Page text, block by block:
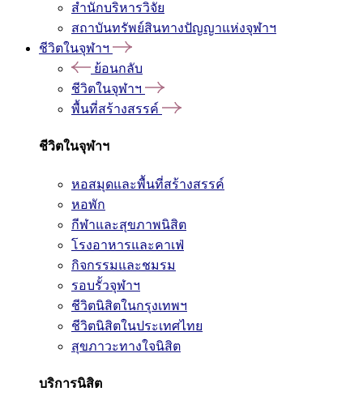
สำนักบริหารวิจัย
สถาบันทรัพย์สินทางปัญญาแห่งจุฬาฯ
ชีวิตในจุฬาฯ
ย้อนกลับ
ชีวิตในจุฬาฯ
พื้นที่สร้างสรรค์
ชีวิตในจุฬาฯ
หอสมุดและพื้นที่สร้างสรรค์
หอพัก
กีฬาและสุขภาพนิสิต
โรงอาหารและคาเฟ่
กิจกรรมและชมรม
รอบรั้วจุฬาฯ
ชีวิตนิสิตในกรุงเทพฯ
ชีวิตนิสิตในประเทศไทย
สุขภาวะทางใจนิสิต
บริการนิสิต